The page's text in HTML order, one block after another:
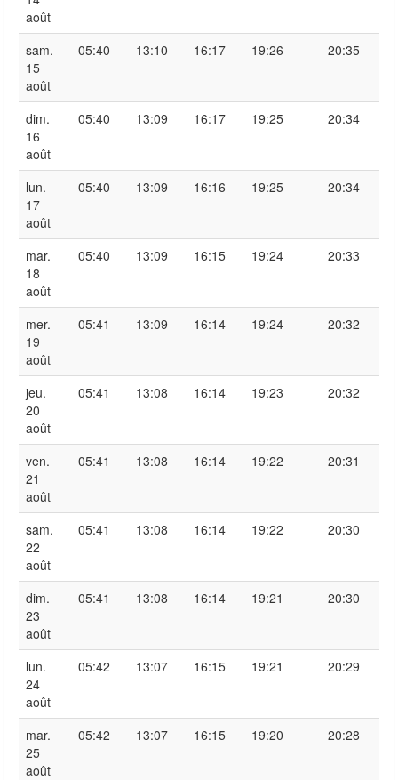
août
sam.
15
août
05:40 13:10 16:17 19:26 20:35
dim.
16
août
05:40 13:09 16:17 19:25 20:34
lun.
17
août
05:40 13:09 16:16 19:25 20:34
mar.
18
août
05:40 13:09 16:15 19:24 20:33
mer.
19
août
05:41 13:09 16:14 19:24 20:32
jeu.
20
août
05:41 13:08 16:14 19:23 20:32
ven.
21
août
05:41 13:08 16:14 19:22 20:31
sam.
22
août
05:41 13:08 16:14 19:22 20:30
dim.
23
août
05:41 13:08 16:14 19:21 20:30
lun.
24
août
05:42 13:07 16:15 19:21 20:29
mar.
25
août
05:42 13:07 16:15 19:20 20:28